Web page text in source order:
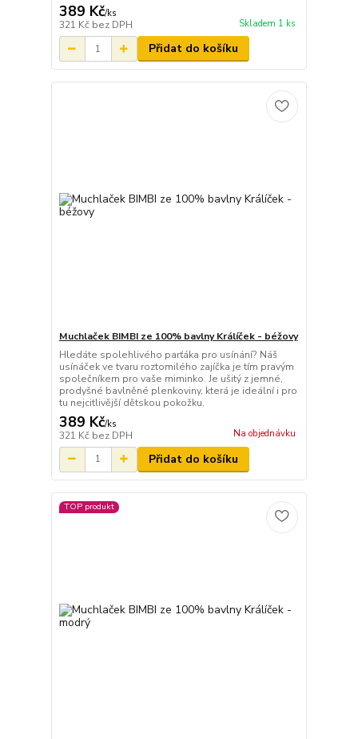
389 Kč/ks
321 Kč bez DPH Skladem 1 ks
Přidat do košíku
Muchlaček BIMBI ze 100% bavlny Králíček - béžovy
Hledáte spolehlivého parťáka pro usínání? Náš
usínáček ve tvaru roztomilého zajíčka je tím pravým
společníkem pro vaše miminko. Je ušitý z jemné,
prodyšné bavlněné plenkoviny, která je ideální i pro
tu nejcitlivější dětskou pokožku.
389 Kč/ks
321 Kč bez DPH Na objednávku
Přidat do košíku
TOP produkt